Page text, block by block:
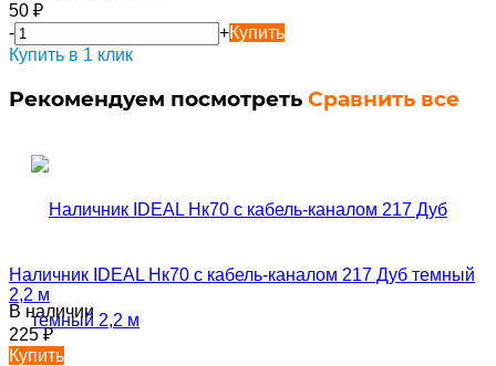
50 ₽
-
+Купить
Купить в 1 клик
Рекомендуем посмотреть Сравнить все
Наличник IDEAL Нк70 с кабель-каналом 217 Дуб темный
2,2 м
В наличии
225₽
Купить